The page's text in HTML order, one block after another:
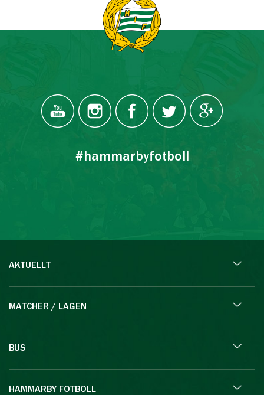
#hammarbyfotboll
AKTUELLT
MATCHER / LAGEN
BUS
HAMMARBY FOTBOLL